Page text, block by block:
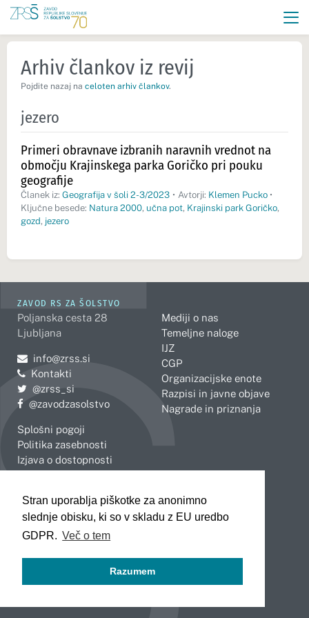
Stran uporablja piškotke za anonimno
slednje obisku, ki so v skladu z EU uredbo
GDPR. Več o tem
Razumem
Arhiv člankov iz revij
Pojdite nazaj na celoten arhiv člankov.
jezero
Primeri obravnave izbranih naravnih vrednot na
območju Krajinskega parka Goričko pri pouku
geografije
Članek iz: Geografija v šoli 2-3/2023 • Avtorji: Klemen Pucko •
Ključne besede: Natura 2000, učna pot, Krajinski park Goričko,
gozd, jezero
ZAVOD RS ZA ŠOLSTVO
Poljanska cesta 28
Ljubljana
Pošljite e-mail na
info@zrss.si
Kontakti
Pojdite na Twitter:
@zrss_si
Pojdite na Facebook:
@zavodzasolstvo
Splošni pogoji
Politika zasebnosti
Izjava o dostopnosti
Mediji o nas
Temeljne naloge
IJZ
CGP
Organizacijske enote
Razpisi in javne objave
Nagrade in priznanja
Celje
Koper
Kranj
Novo mesto
Slovenj Gradec